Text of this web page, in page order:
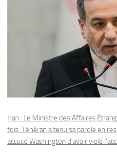
Iran : Le Ministre des Affaires
fois, Téhéran a tenu sa parole en
accuse Washington d’avoir violé